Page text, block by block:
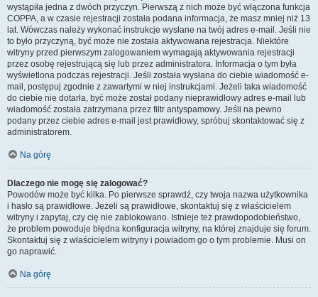
wystąpiła jedna z dwóch przyczyn. Pierwszą z nich może być włączona funkcja
COPPA, a w czasie rejestracji została podana informacja, że masz mniej niż 13
lat. Wówczas należy wykonać instrukcje wysłane na twój adres e-mail. Jeśli nie
to było przyczyną, być może nie została aktywowana rejestracja. Niektóre
witryny przed pierwszym zalogowaniem wymagają aktywowania rejestracji
przez osobę rejestrującą się lub przez administratora. Informacja o tym była
wyświetlona podczas rejestracji. Jeśli została wysłana do ciebie wiadomość e-
mail, postępuj zgodnie z zawartymi w niej instrukcjami. Jeżeli taka wiadomość
do ciebie nie dotarła, być może został podany nieprawidłowy adres e-mail lub
wiadomość została zatrzymana przez filtr antyspamowy. Jeśli na pewno
podany przez ciebie adres e-mail jest prawidłowy, spróbuj skontaktować się z
administratorem.
Na górę
Dlaczego nie mogę się zalogować?
Powodów może być kilka. Po pierwsze sprawdź, czy twoja nazwa użytkownika
i hasło są prawidłowe. Jeżeli są prawidłowe, skontaktuj się z właścicielem
witryny i zapytaj, czy cię nie zablokowano. Istnieje też prawdopodobieństwo,
że problem powoduje błędna konfiguracja witryny, na której znajduje się forum.
Skontaktuj się z właścicielem witryny i powiadom go o tym problemie. Musi on
go naprawić.
Na górę